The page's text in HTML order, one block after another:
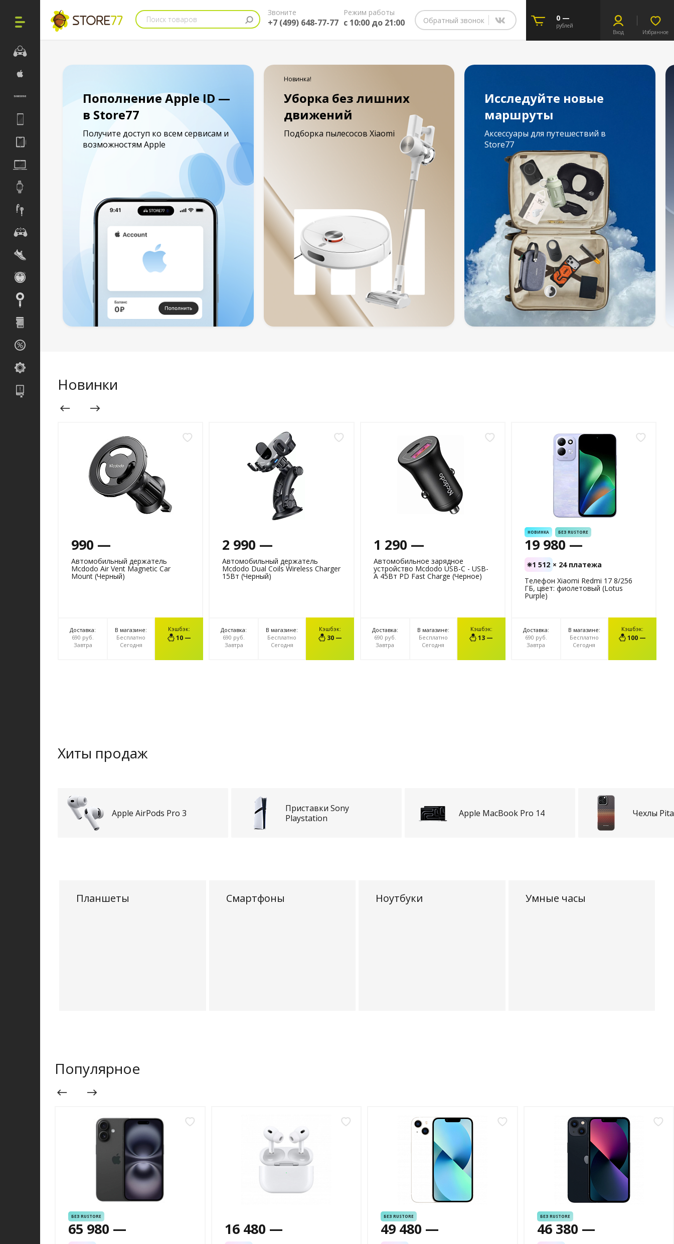
Поиск товаров
Звоните
+7 (499) 648-77-77
Режим работы
с 10:00 до 21:00 Обратный звонок 0 —
рублей
Вход
Избранное
Пополнение Apple ID —
в Store77
Получите доступ ко всем сервисам и
возможностям Apple
Новинка!
Уборка без лишних
движений
Подборка пылесосов Xiaomi
Исследуйте новые
маршруты
Аксессуары для путешествий в
Store77
Новинки
990 —
Автомобильный держатель
Mcdodo Air Vent Magnetic Car
Mount (Черный)
Доставка:
690 руб.
Завтра
В магазине:
Бесплатно
Сегодня
Кэшбэк:
10 —
В КОРЗИНУ
2 990 —
Автомобильный держатель
Mcdodo Dual Coils Wireless Charger
15Вт (Черный)
Доставка:
690 руб.
Завтра
В магазине:
Бесплатно
Сегодня
Кэшбэк:
30 —
В КОРЗИНУ
1 290 —
Автомобильное зарядное
устройство Mcdodo USB-C - USB-
A 45Вт PD Fast Charge (Черное)
Доставка:
690 руб.
Завтра
В магазине:
Бесплатно
Сегодня
Кэшбэк:
13 —
В КОРЗИНУ
НОВИНКА БЕЗ RUSTORE
19 980 —
1 512 × 24 платежа
Телефон Xiaomi Redmi 17 8/256
ГБ, цвет: фиолетовый (Lotus
Purple)
Доставка:
690 руб.
Завтра
В магазине:
Бесплатно
Сегодня
Кэшбэк:
100 —
В КОРЗИНУ
Хиты продаж
Apple AirPods Pro 3
Приставки Sony
Playstation
Apple MacBook Pro 14 Чехлы
Планшеты Смартфоны Ноутбуки Умные часы
Популярное
БЕЗ RUSTORE
65 980 — 16 480 —
БЕЗ RUSTORE
49 480 —
БЕЗ RUSTORE
46 380 —